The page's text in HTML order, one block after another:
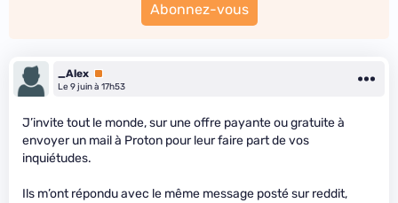
Abonnez-vous
_Alex Premium
Le 9 juin à 17h53
J’invite tout le monde, sur une offre payante ou gratuite à
envoyer un mail à Proton pour leur faire part de vos
inquiétudes.
Ils m’ont répondu avec le même message posté sur reddit,